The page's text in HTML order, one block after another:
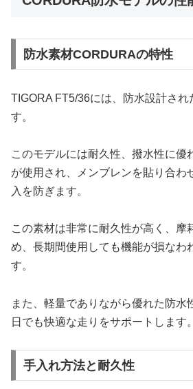
防水素材CORDURAの特性
TIGORA FT5/36には、防水設計され
す。
このモデルには耐久性、撥水性に優
が使用され、メンブレンを貼り合わ
入を防ぎます。
この素材は非常に耐久性が高く、摩
め、長期間使用しても機能が損なわ
す。
また、軽量でありながら優れた防水
日でも快適な走りをサポートします。
手入れ方法と耐久性